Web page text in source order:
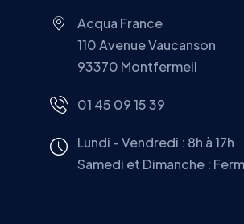
Acqua France
110 Avenue Vaucanson
93370 Montfermeil
01 45 09 15 39
Lundi - Vendredi : 8h à 17h
Samedi et Dimanche :